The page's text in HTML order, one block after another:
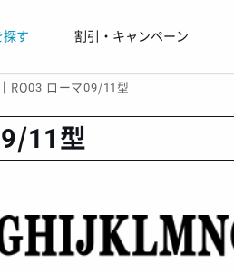
探す 割引・キャンペーン
RO03 ローマ09/11型
11型